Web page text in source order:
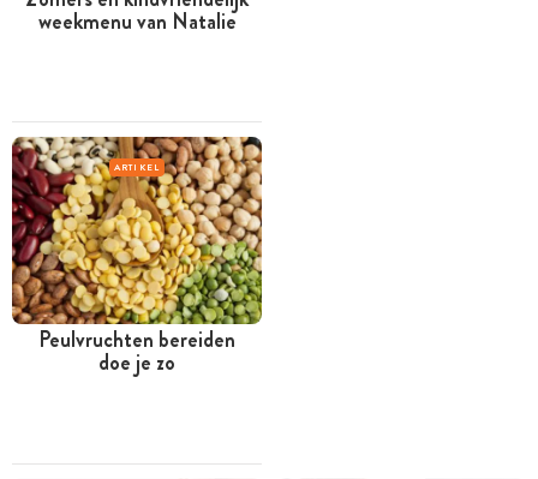
weekmenu van Natalie
ARTIKEL
Peulvruchten bereiden
doe je zo